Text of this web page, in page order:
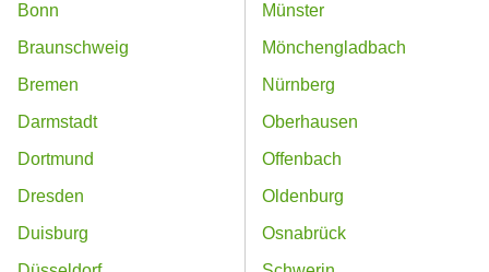
Bonn
Braunschweig
Bremen
Darmstadt
Dortmund
Dresden
Duisburg
Münster
Mönchengladbach
Nürnberg
Oberhausen
Offenbach
Oldenburg
Osnabrück